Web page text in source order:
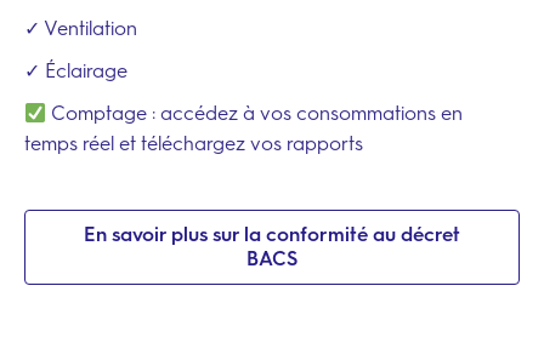
✓ Ventilation
✓ Éclairage
Comptage : accédez à vos consommations en
temps réel et téléchargez vos rapports
En savoir plus sur la conformité au décret
BACS